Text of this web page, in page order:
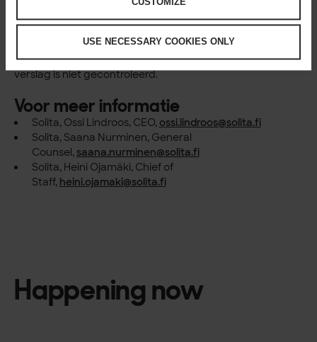
USE NECESSARY COOKIES ONLY
duurzaamheidsverslaglegging door ondernemingen) en
de ESRS (Europese normen voor
duurzaamheidsverslaglegging) als leidende kaders. Het
verslag is niet gecontroleerd.
Voor meer informatie
Solita, Ossi Lindroos, CEO, ossi.lindroos@solita.fi
Solita, Saana Nurminen, General
Counsel,saana.nurminen@solita.fi
Solita, Heini Ojamäki, Chief of
Staff, heini.ojamaki@solita.fi
Happening now